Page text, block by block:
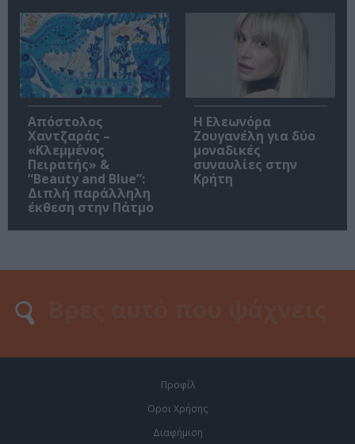
Απόστολος
Χαντζαράς –
«Κλεμμένος
Πειρατής» &
“Beauty and Blue”:
Διπλή παράλληλη
έκθεση στην Πάτμο
Η Ελεωνόρα
Ζουγανέλη για δύο
μοναδικές
συναυλίες στην
Κρήτη
Προφίλ
Οροι Χρήσης
Διαφήμιση